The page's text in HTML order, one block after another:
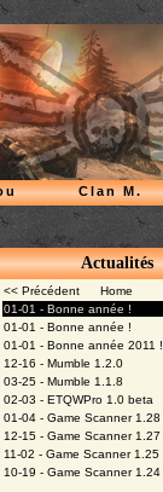
Clan M.
Actualités
<< Précédent Home
01-01 - Bonne année !
01-01 - Bonne année !
01-01 - Bonne année 2011 !
12-16 - Mumble 1.2.0
03-25 - Mumble 1.1.8
02-03 - ETQWPro 1.0 beta
01-04 - Game Scanner 1.28
12-15 - Game Scanner 1.27
11-02 - Game Scanner 1.25
10-19 - Game Scanner 1.24